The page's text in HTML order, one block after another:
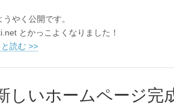
うやく公開です。
とかっこよくなりました！
と読む >>
しいホームページ完